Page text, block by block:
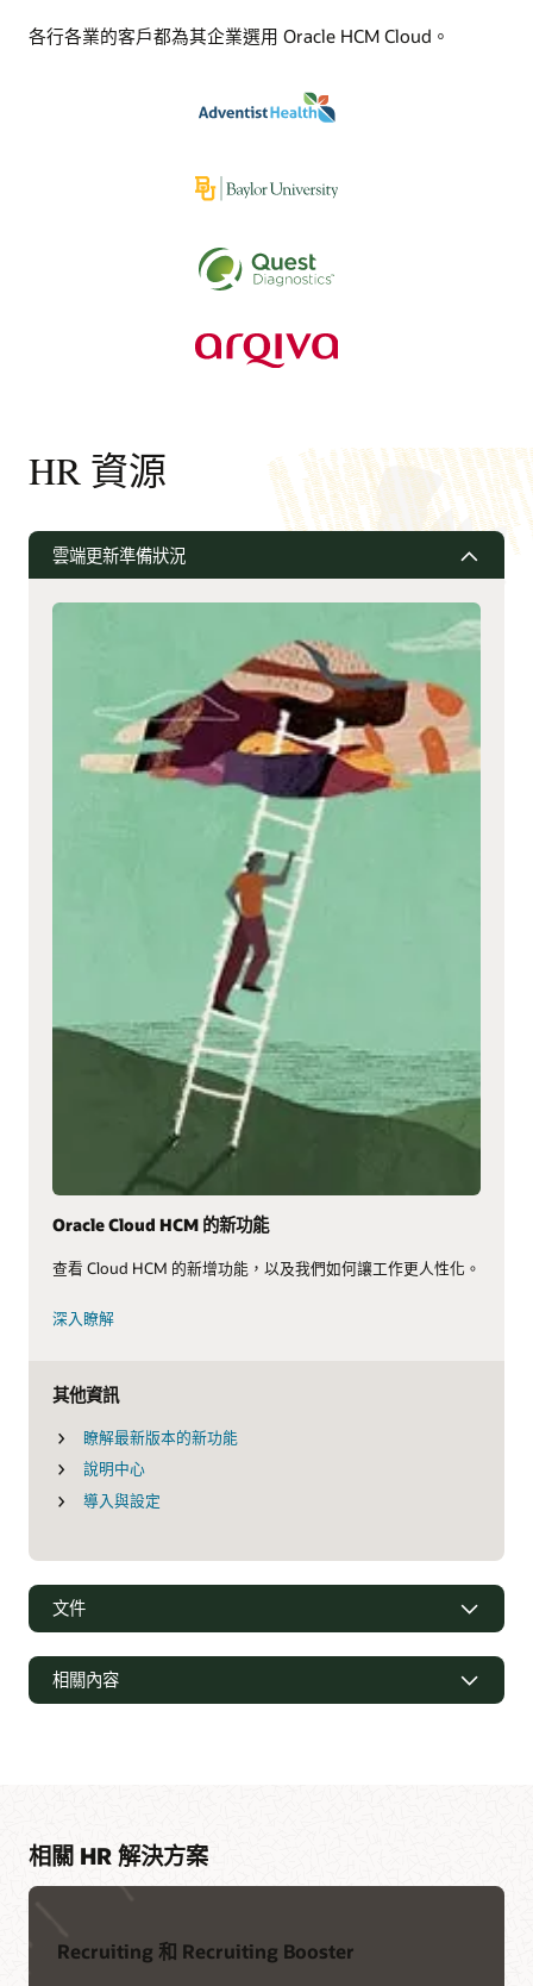
各行各業的客戶都為其企業選用 Oracle HCM Cloud。
HR 資源
雲端更新準備狀況
Oracle Cloud HCM 的新功能
查看 Cloud HCM 的新增功能，以及我們如何讓工作更人性化。
深入瞭解
其他資訊
瞭解最新版本的新功能
說明中心
導入與設定
文件
相關內容
2023 年必須解決的 12 項關鍵健康照護 HR 挑戰
額外資源
業務簡介：為業務建置的人力資源系統 (PDF)
相關 HR 解決方案
Recruiting 和 Recruiting Booster